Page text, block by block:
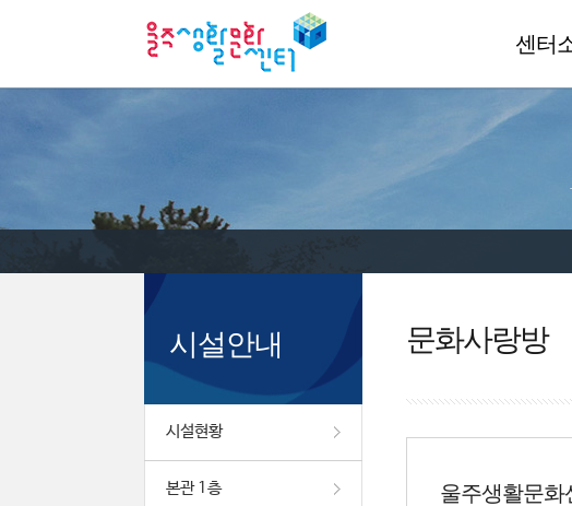
센터
시설안내
시설현황
본관 1층
문화사랑방
울주생활문화